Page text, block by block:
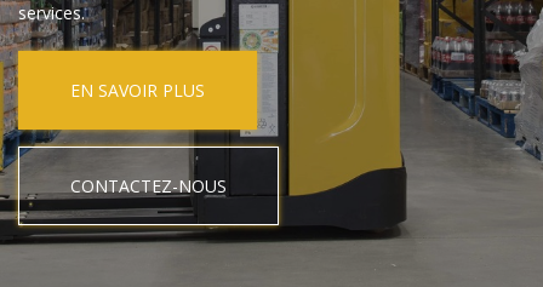
services.
EN SAVOIR PLUS
CONTACTEZ-NOUS